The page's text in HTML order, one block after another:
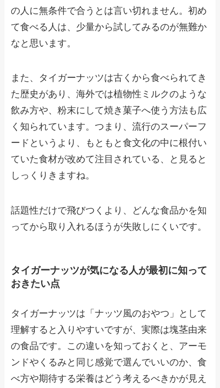
の人に無条件で合うとは言い切れません。初め
て食べる人は、少量から試してみるのが無難か
なと思います。
また、タイガーナッツは古くから食べられてき
た歴史があり、海外では植物性ミルクのような
飲み方や、粉末にして焼き菓子へ使う方法も広
く知られています。つまり、流行のスーパーフ
ードというより、もともと食文化の中に根付い
ていた食材が改めて注目されている、と見ると
しっくりきますね。
話題性だけで飛びつくより、どんな食品かを知
ってから取り入れるほうが失敗しにくいです。
タイガーナッツが気になる人が最初に知って
おきたい点
タイガーナッツは「ナッツ風のおやつ」として
理解すると入りやすいですが、実際は塊茎由来
の食品です。この違いを知っておくと、アーモ
ンドやくるみと同じ感覚で選んでいいのか、食
べ方や期待する栄養はどう考えるべきかが見え